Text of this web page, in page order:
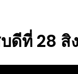
ที่ 28 สิ